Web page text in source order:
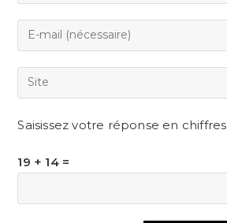
Saisissez votre réponse en chiffres
19 + 14 =